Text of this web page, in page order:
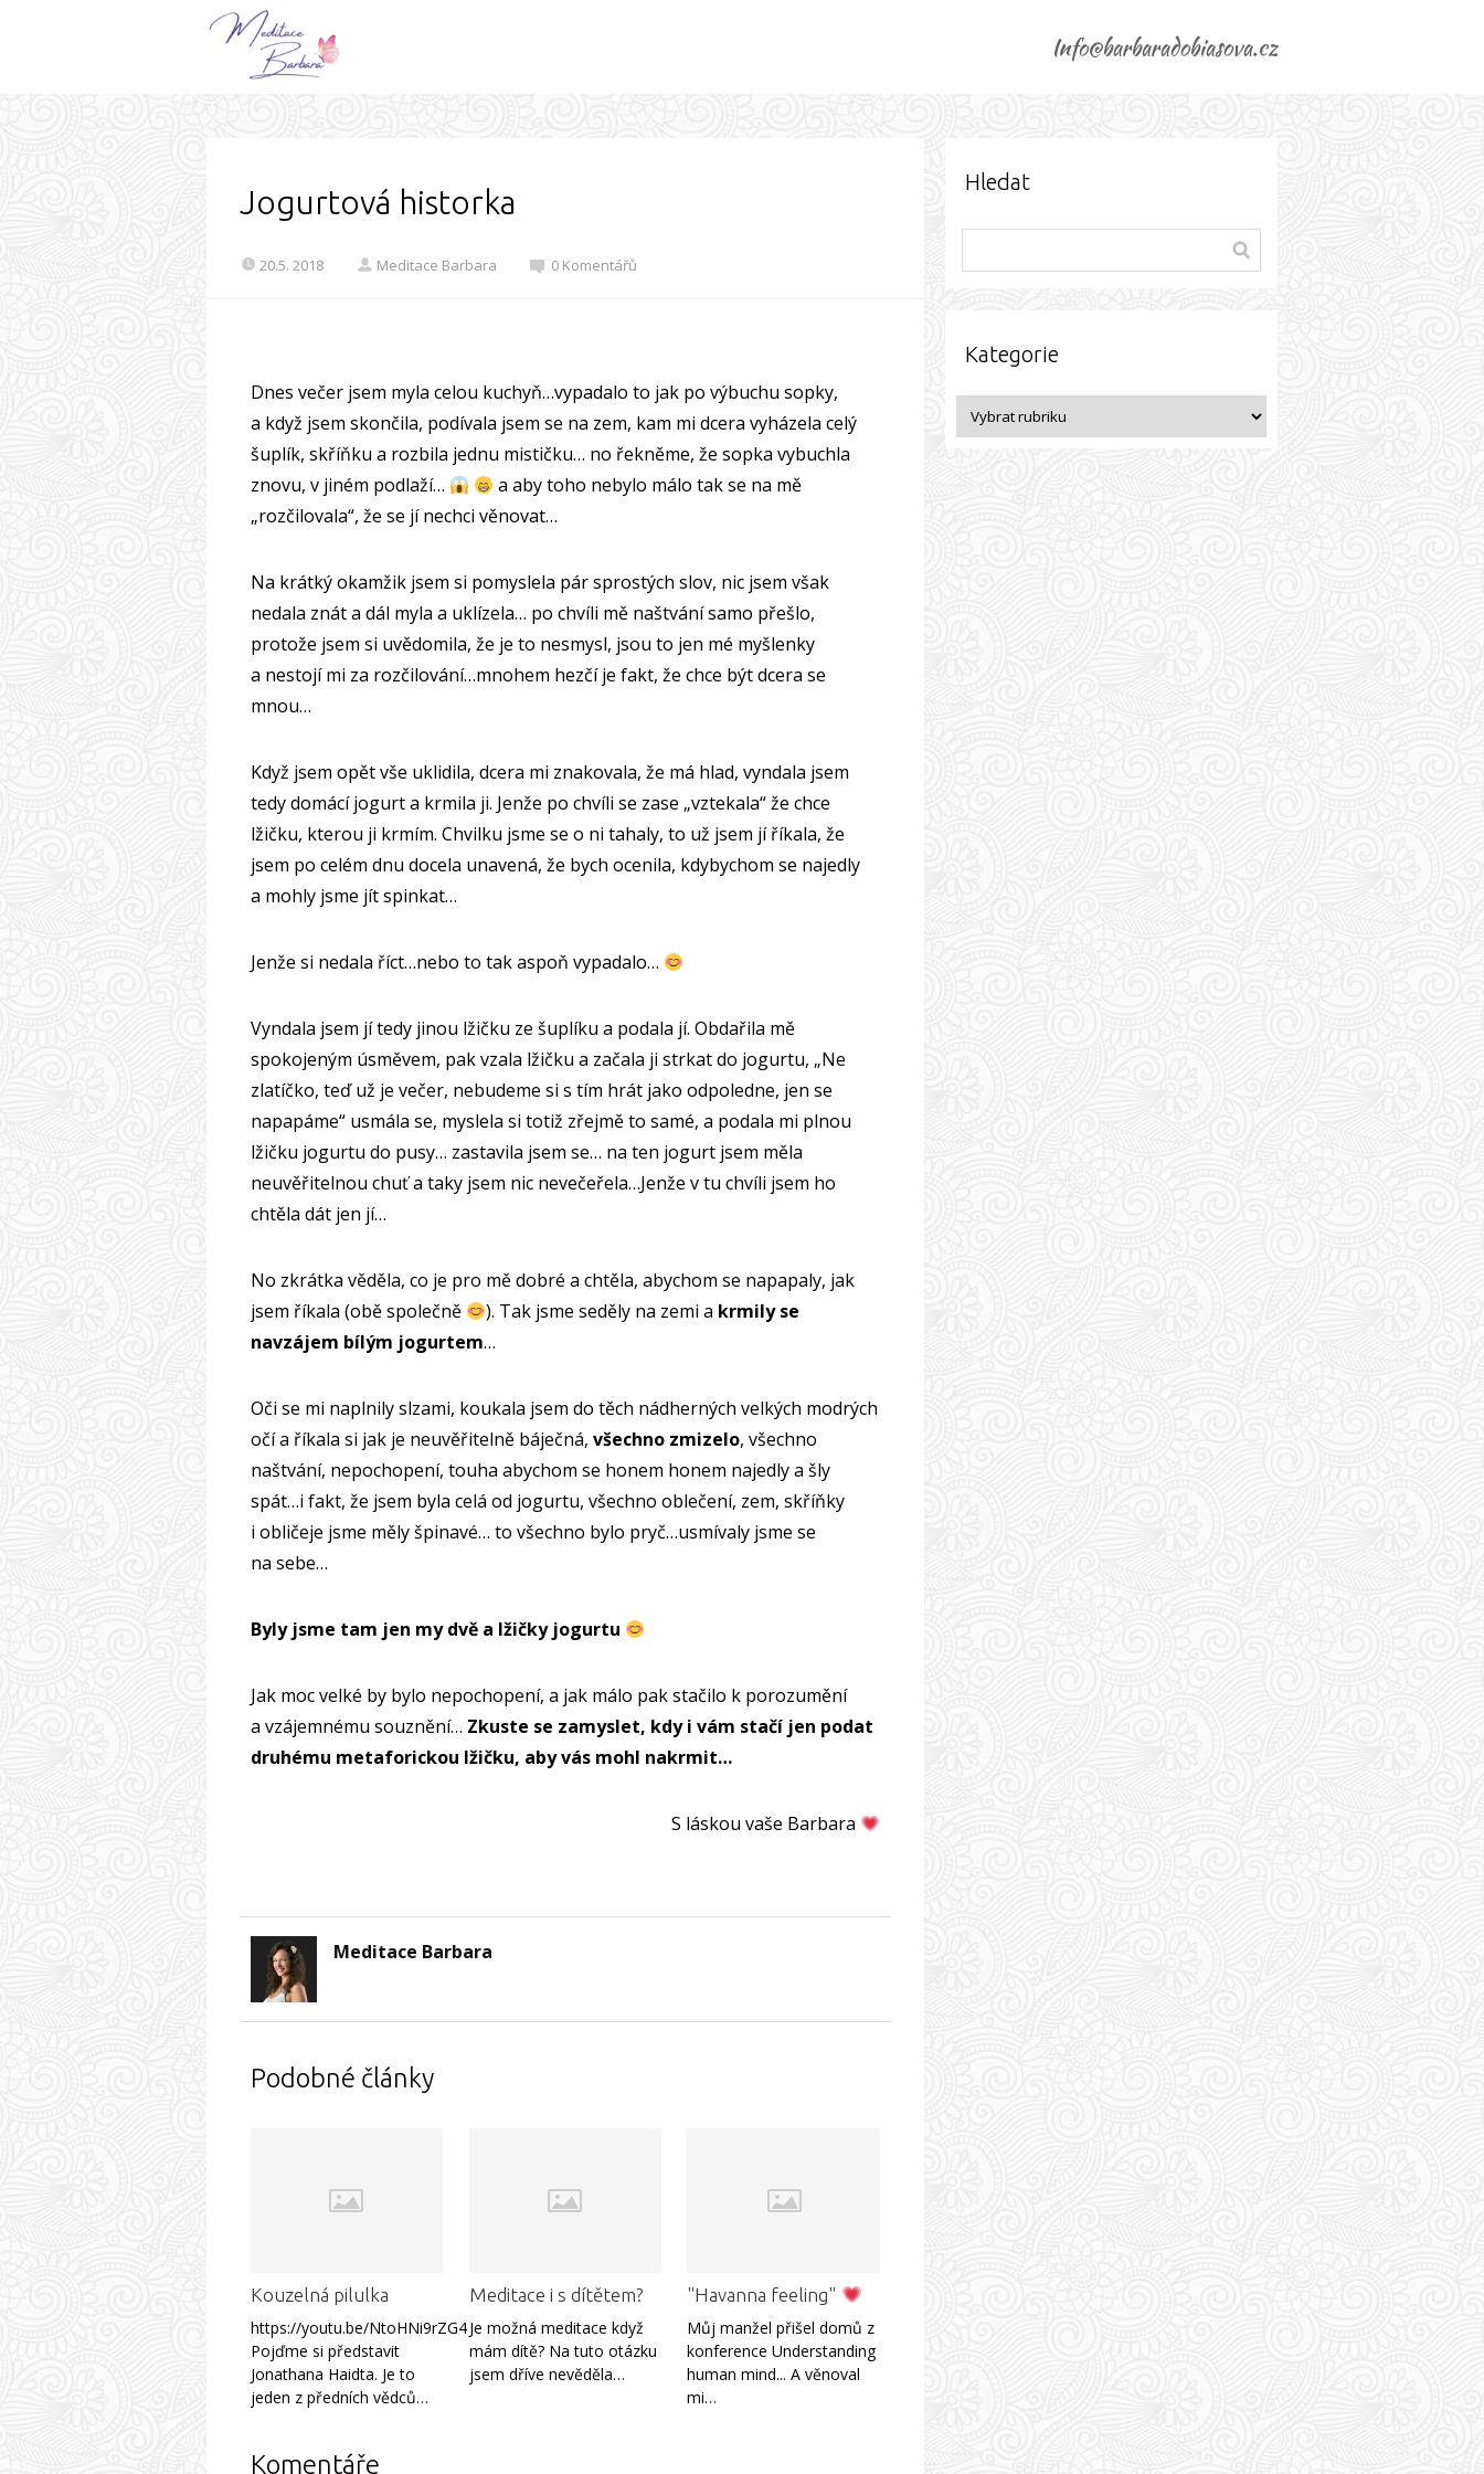
Info@barbaradobiasova.cz
Jogurtová historka
20.5. 2018 Meditace Barbara 0 Komentářů
Dnes večer jsem myla celou kuchyň…vypadalo to jak po výbuchu sopky,
a když jsem skončila, podívala jsem se na zem, kam mi dcera vyházela celý
šuplík, skříňku a rozbila jednu mističku… no řekněme, že sopka vybuchla
znovu, v jiném podlaží…
a aby toho nebylo málo tak se na mě
„rozčilovala“, že se jí nechci věnovat…
Na krátký okamžik jsem si pomyslela pár sprostých slov, nic jsem však
nedala znát a dál myla a uklízela… po chvíli mě naštvání samo přešlo,
protože jsem si uvědomila, že je to nesmysl, jsou to jen mé myšlenky
a nestojí mi za rozčilování…mnohem hezčí je fakt, že chce být dcera se
mnou…
Když jsem opět vše uklidila, dcera mi znakovala, že má hlad, vyndala jsem
tedy domácí jogurt a krmila ji. Jenže po chvíli se zase „vztekala“ že chce
lžičku, kterou ji krmím. Chvilku jsme se o ni tahaly, to už jsem jí říkala, že
jsem po celém dnu docela unavená, že bych ocenila, kdybychom se najedly
a mohly jsme jít spinkat…
Jenže si nedala říct…nebo to tak aspoň vypadalo…
Vyndala jsem jí tedy jinou lžičku ze šuplíku a podala jí. Obdařila mě
spokojeným úsměvem, pak vzala lžičku a začala ji strkat do jogurtu, „Ne
zlatíčko, teď už je večer, nebudeme si s tím hrát jako odpoledne, jen se
napapáme“ usmála se, myslela si totiž zřejmě to samé, a podala mi plnou
lžičku jogurtu do pusy… zastavila jsem se… na ten jogurt jsem měla
neuvěřitelnou chuť a taky jsem nic nevečeřela…Jenže v tu chvíli jsem ho
chtěla dát jen jí…
No zkrátka věděla, co je pro mě dobré a chtěla, abychom se napapaly, jak
jsem říkala (obě společně
). Tak jsme seděly na zemi a krmily se
navzájem bílým jogurtem…
Oči se mi naplnily slzami, koukala jsem do těch nádherných velkých modrých
očí a říkala si jak je neuvěřitelně báječná, všechno zmizelo, všechno
naštvání, nepochopení, touha abychom se honem honem najedly a šly
spát…i fakt, že jsem byla celá od jogurtu, všechno oblečení, zem, skříňky
i obličeje jsme měly špinavé… to všechno bylo pryč…usmívaly jsme se
na sebe…
Byly jsme tam jen my dvě a lžičky jogurtu
Jak moc velké by bylo nepochopení, a jak málo pak stačilo k porozumění
a vzájemnému souznění… Zkuste se zamyslet, kdy i vám stačí jen podat
druhému metaforickou lžičku, aby vás mohl nakrmit…
S láskou vaše Barbara
Meditace Barbara
Podobné články
Kouzelná pilulka
https://youtu.be/NtoHNi9rZG4
Pojďme si představit
Jonathana Haidta. Je to
jeden z předních vědců…
Meditace i s dítětem?
Je možná meditace když
mám dítě? Na tuto otázku
jsem dříve nevěděla…
"Havanna feeling"
Můj manžel přišel domů z
konference Understanding
human mind... A věnoval
mi…
Komentáře
Hledat
Kategorie